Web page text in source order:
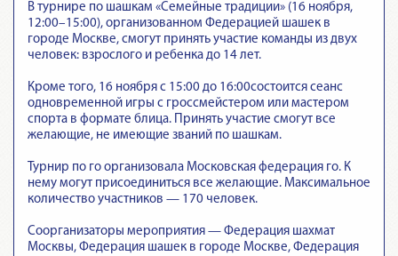
В турнире по шашкам «Семейные традиции» (16 ноября,
12:00–15:00), организованном Федерацией шашек в
городе Москве, смогут принять участие команды из двух
человек: взрослого и ребенка до 14 лет.
Кроме того, 16 ноября с 15:00 до 16:00состоится сеанс
одновременной игры с гроссмейстером или мастером
спорта в формате блица. Принять участие смогут все
желающие, не имеющие званий по шашкам.
Турнир по го организовала Московская федерация го. К
нему могут присоединиться все желающие. Максимальное
количество участников — 170 человек.
Соорганизаторы мероприятия — Федерация шахмат
Москвы, Федерация шашек в городе Москве, Федерация